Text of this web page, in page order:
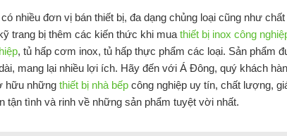
nhiều đơn vị bán thiết bị, đa dạng chủng loại cũng như
trang bị thêm các kiến thức khi mua thiết bị inox công
, tủ hấp cơm inox, tủ hấp thực phẩm các loại. Sản phẩm
mang lại nhiều lợi ích. Hãy đến với Á Đông, quý khách
hữu những thiết bị nhà bếpcông nghiệp uy tín, chất lượng,
tận tình và rinh về những sản phẩm tuyệt vời nhất.